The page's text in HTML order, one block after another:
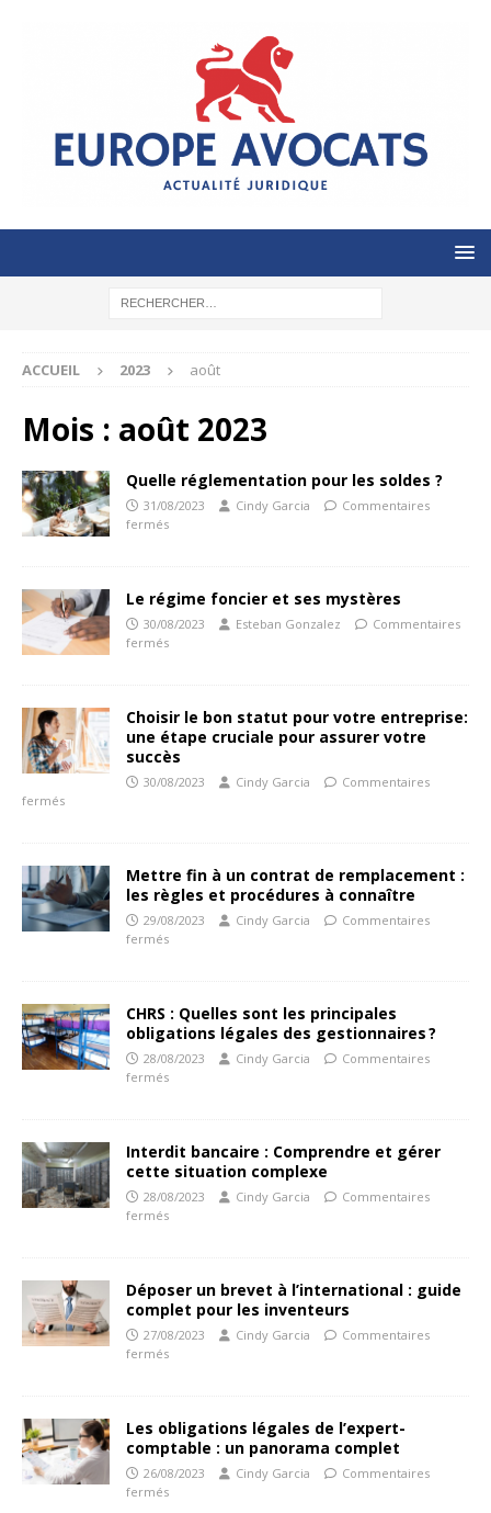
ACCUEIL 2023 août
Mois : août 2023
Quelle réglementation pour les soldes ?
31/08/2023 Cindy Garcia
Commentaires
fermés
Le régime foncier et ses mystères
30/08/2023 Esteban Gonzalez
Commentaires
fermés
Choisir le bon statut pour votre entreprise:
une étape cruciale pour assurer votre
succès
30/08/2023 Cindy Garcia
Commentaires
fermés
Mettre fin à un contrat de remplacement :
les règles et procédures à connaître
29/08/2023 Cindy Garcia
Commentaires
fermés
CHRS : Quelles sont les principales
obligations légales des gestionnaires ?
28/08/2023 Cindy Garcia
Commentaires
fermés
Interdit bancaire : Comprendre et gérer
cette situation complexe
28/08/2023 Cindy Garcia
Commentaires
fermés
Déposer un brevet à l’international : guide
complet pour les inventeurs
27/08/2023 Cindy Garcia
Commentaires
fermés
Les obligations légales de l’expert-
comptable : un panorama complet
26/08/2023 Cindy Garcia
Commentaires
fermés